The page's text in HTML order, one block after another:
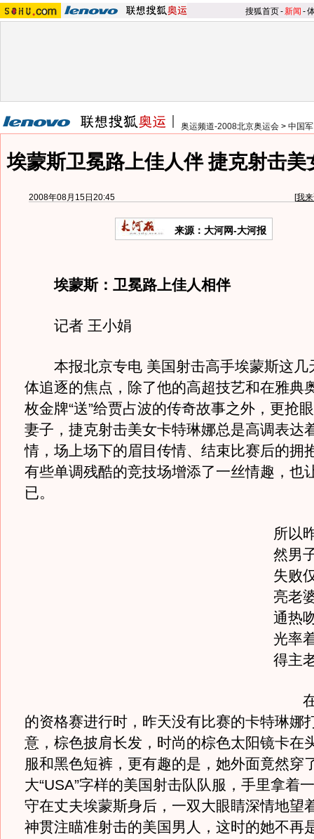
搜狐首页-新闻 -
奥运频道-2008北京奥运会 > 中国
埃蒙斯卫冕路上佳人伴 捷克射击美
2008年08月15日20:45 [我
来源：大河网-大河报
埃蒙斯：卫冕路上佳人相伴
记者 王小娟
本报北京专电 美国射击高手埃蒙斯这几
体追逐的焦点，除了他的高超技艺和在雅典
枚金牌“送”给贾占波的传奇故事之外，更抢
妻子，捷克射击美女卡特琳娜总是高调表达
情，场上场下的眉目传情、结束比赛后的拥
有些单调残酷的竞技场增添了一丝情趣，也
已。
所以
然男
失败
亮老
通热
光率
得主
在
的资格赛进行时，昨天没有比赛的卡特琳娜
意，棕色披肩长发，时尚的棕色太阳镜卡在
服和黑色短裤，更有趣的是，她外面竟然穿
大“USA”字样的美国射击队队服，手里拿着
守在丈夫埃蒙斯身后，一双大眼睛深情地望
神贯注瞄准射击的美国男人，这时的她不再